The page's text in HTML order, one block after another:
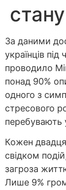
стану
За даними
українців
проводило
понад 90%
одного з
стресового
перебувають
Кожен
свідком
загроза
Лише 9%